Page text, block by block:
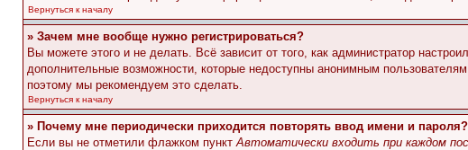
Вернуться к началу
» Зачем мне вообще нужно регистрироваться?
Вы можете этого и не делать. Всё зависит от того, как администратор
дополнительные возможности, которые недоступны анонимным
поэтому мы рекомендуем это сделать.
Вернуться к началу
» Почему мне периодически приходится повторять ввод имени и пароля?
Если вы не отметили флажком пунктАвтоматически входить при каждом